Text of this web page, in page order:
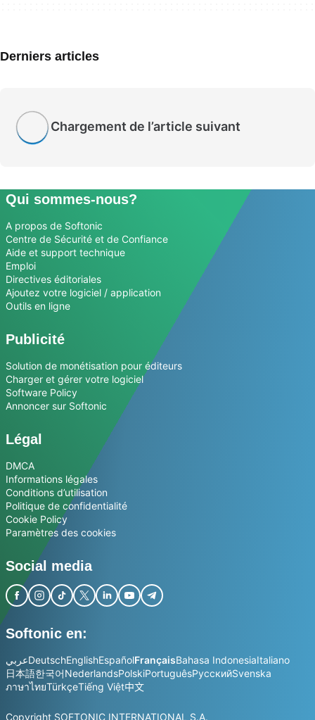
Derniers articles
Chargement de l’article suivant
Qui sommes-nous?
A propos de Softonic
Centre de Sécurité et de Confiance
Aide et support technique
Emploi
Directives éditoriales
Ajoutez votre logiciel / application
Outils en ligne
Publicité
Solution de monétisation pour éditeurs
Charger et gérer votre logiciel
Software Policy
Annoncer sur Softonic
Légal
DMCA
Informations légales
Conditions d’utilisation
Politique de confidentialité
Cookie Policy
Paramètres des cookies
Social media
Softonic en:
عربيDeutschEnglishEspañolFrançaisBahasa IndonesiaItaliano
日本語한국어NederlandsPolskiPortuguêsРусскийSvenska
ภาษาไทยTürkçeTiếng Việt中文
Copyright SOFTONIC INTERNATIONAL S.A.